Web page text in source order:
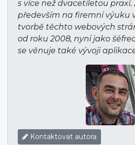
s více než dvacetiletou praxí.
především na firemní výuku
tvorbě těchto webových
od roku 2008, nyní jako
se věnuje také vývoji
Kontaktovat autora